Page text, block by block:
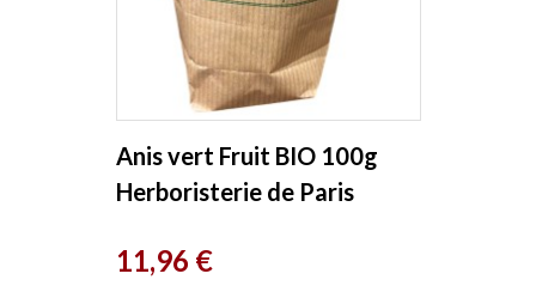
Anis vert Fruit BIO 100g
Herboristerie de Paris
Prix
11,96 €